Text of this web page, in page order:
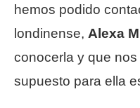
hemos podido
londinense, Alexa
conocerla y que
supuesto para ella